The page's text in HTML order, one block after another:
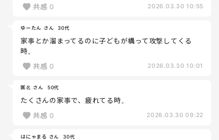
共感 0 2026.03.30 10:55
ゆーたん さん 30代
家事とか溜まってるのに子どもが構って攻撃してくる
時。
共感 0 2026.03.30 10:01
匿名 さん 50代
たくさんの家事で、疲れてる時。
共感 0 2026.03.30 09:22
はにゃまる さん 30代